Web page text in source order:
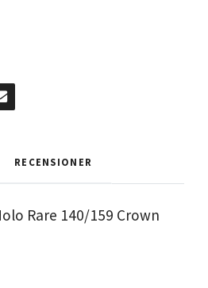
RECENSIONER
Rare 140/159 Crown